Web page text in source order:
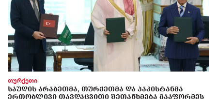
თურქეთი
ᲡᲐᲣᲓᲘᲡ ᲐᲠᲐᲑᲔᲗᲛᲐ, ᲗᲣᲠᲥᲔᲗᲛᲐ ᲓᲐ ᲞᲐᲙᲘᲡᲢᲐᲜᲛᲐ
ᲔᲠᲗᲝᲑᲚᲘᲕᲘ ᲗᲐᲕᲓᲐᲪᲕᲘᲗᲘ ᲨᲔᲗᲐᲜᲮᲛᲔᲑᲐ ᲒᲐᲐᲤᲝᲠᲛᲔᲡ